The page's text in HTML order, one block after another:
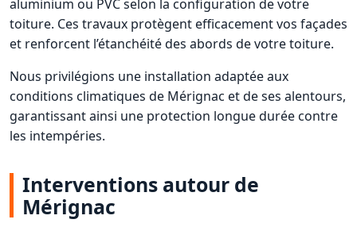
aluminium ou PVC selon la configuration de votre
toiture. Ces travaux protègent efficacement vos façades
et renforcent l’étanchéité des abords de votre toiture.
Nous privilégions une installation adaptée aux
conditions climatiques de Mérignac et de ses alentours,
garantissant ainsi une protection longue durée contre
les intempéries.
Interventions autour de
Mérignac